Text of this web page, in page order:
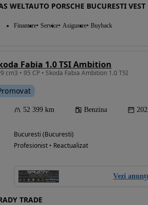
WELTAUTO PORSCHE BUCURESTI VEST
Finantare Service Asigurare Buyback
Fabia 1.0 TSI Ambition
cm3 • 95 CP • Skoda Fabia Ambition 1.0 TSI
52 399 km Benzina
Bucuresti (Bucuresti)
Profesionist • Reactualizat
Vezi
TRADE